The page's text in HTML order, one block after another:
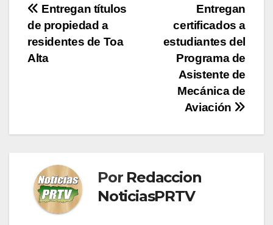
Navegación
de
entradas
Entregan
certificados a
estudiantes del
Programa de
Asistente de
Mecánica de
Aviación
Entregan títulos
de propiedad a
residentes de Toa
Alta
Por Redaccion
NoticiasPRTV